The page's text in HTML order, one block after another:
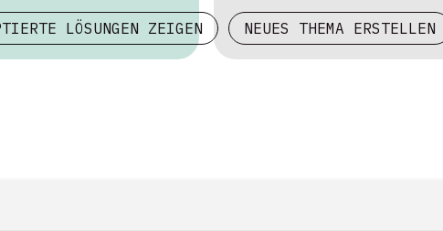
LÖSUNGEN ZEIGEN NEUES THEMA ERSTELLEN